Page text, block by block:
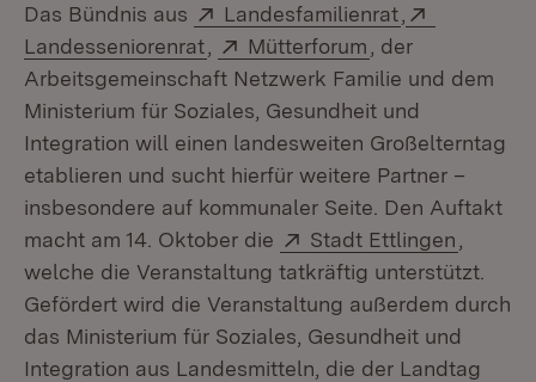
Das Bündnis aus Extern:
Landesfamilienrat (Öffnet in
Landesseniorenrat (Öffnet in neuem Fenster)
Extern:
Mütterforum (Öffnet in
, der
Arbeitsgemeinschaft Netzwerk Familie und dem
Ministerium für Soziales, Gesundheit und
Integration will einen landesweiten Großelterntag
etablieren und sucht hierfür weitere Partner –
insbesondere auf kommunaler Seite. Den Auftakt
macht am 14. Oktober die
Extern:
Stadt Ettlingen
welche die Veranstaltung tatkräftig unterstützt.
Gefördert wird die Veranstaltung außerdem durch
das Ministerium für Soziales, Gesundheit und
Integration aus Landesmitteln, die der Landtag